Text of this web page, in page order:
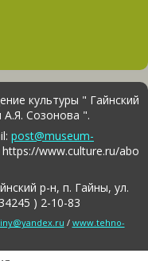
культуры " Гайнский
А.Я. Созонова ".
post@museum-
www.culture.ru/abo
р-н, п. Гайны, ул.
) 2-10-83
/ www.tehno-